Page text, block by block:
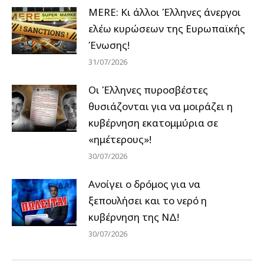
MERE: Κι άλλοι Έλληνες άνεργοι
ελέω κυρώσεων της Ευρωπαϊκής
Ένωσης!
31/07/2026
Οι Έλληνες πυροσβέστες
θυσιάζονται για να μοιράζει η
κυβέρνηση εκατομμύρια σε
«ημέτερους»!
30/07/2026
Ανοίγει ο δρόμος για να
ξεπουλήσει και το νερό η
κυβέρνηση της ΝΔ!
30/07/2026